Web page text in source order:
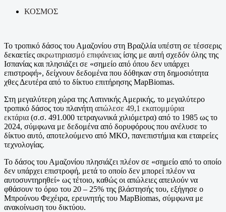
ΚΟΣΜΟΣ
Το τροπικό δάσος του Αμαζονίου στη Βραζιλία υπέστη σε τέσσερις
δεκαετίες ακρωτηριασμό επιφάνειας ίσης με αυτή σχεδόν όλης της
Ισπανίας και πλησιάζει σε «σημείο από όπου δεν υπάρχει
επιστροφή», δείχνουν δεδομένα που δόθηκαν στη δημοσιότητα
χθες Δευτέρα από το δίκτυο επιτήρησης MapBiomas.
Στη μεγαλύτερη χώρα της Λατινικής Αμερικής, το μεγαλύτερο
τροπικό δάσος του πλανήτη απώλεσε 49,1 εκατομμύρια
εκτάρια (σ.σ. 491.000 τετραγωνικά χιλιόμετρα) από το 1985 ως το
2024, σύμφωνα με δεδομένα από δορυφόρους που ανέλυσε το
δίκτυο αυτό, αποτελούμενο από ΜΚΟ, πανεπιστήμια και εταιρείες
τεχνολογίας.
Το δάσος του Αμαζονίου πλησιάζει πλέον σε «σημείο από το οποίο
δεν υπάρχει επιστροφή, μετά το οποίο δεν μπορεί πλέον να
αυτοσυντηρηθεί» ως τέτοιο, καθώς οι απώλειες απειλούν να
φθάσουν το όριο του 20 – 25% της βλάστησής του, εξήγησε ο
Μπρούνου Φεχέιρα, ερευνητής του MapBiomas, σύμφωνα με
ανακοίνωση του δικτύου.